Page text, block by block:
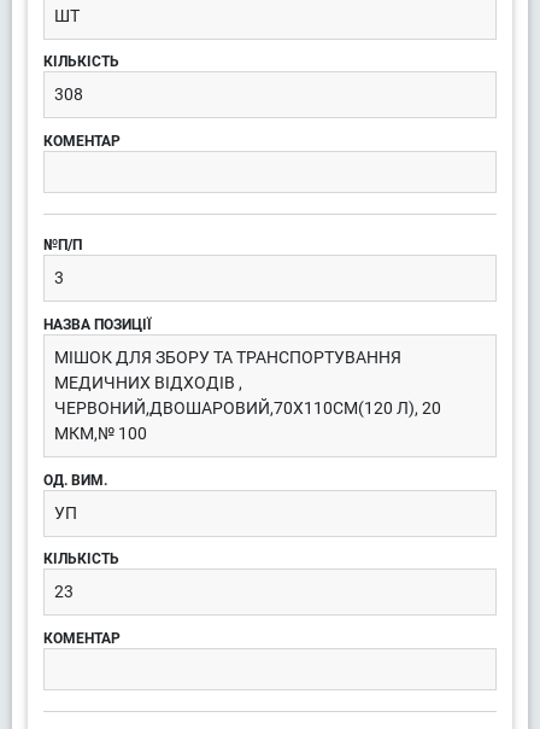
ШТ
308
3
МІШОК ДЛЯ ЗБОРУ ТА ТРАНСПОРТУВАННЯ
МЕДИЧНИХ ВІДХОДІВ ,
ЧЕРВОНИЙ,ДВОШАРОВИЙ,70Х110СМ(120 Л), 20
МКМ,№ 100
УП
23